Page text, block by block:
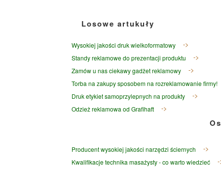
Losowe artukuły
Wysokiej jakości druk wielkoformatowy
Standy reklamowe do prezentacji produktu
Zamów u nas ciekawy gadżet reklamowy
Torba na zakupy sposobem na rozreklamowanie firmy!
Druk etykiet samoprzylepnych na produkty
Odzież reklamowa od Grafihaft
Producent wysokiej jakości narzędzi ściernych
Kwalifikacje technika masażysty - co warto wiedzieć